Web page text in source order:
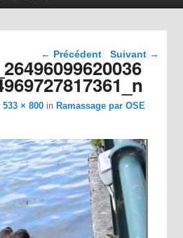
Navigation dans les
images
← Précédent Suivant →
533 × 800 in Ramassage par OSE